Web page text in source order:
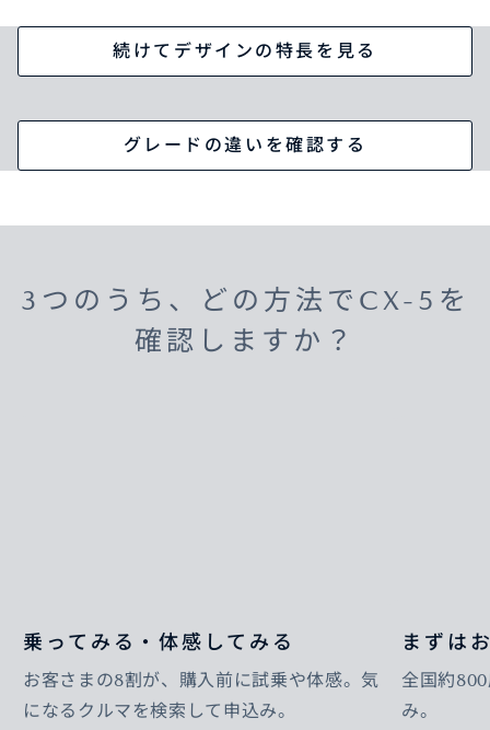
続けてデザインの特長を見る
グレードの違いを確認する
3つのうち、どの方法でCX-5を
確認しますか？
乗ってみる・体感してみる
お客さまの8割が、購入前に試乗や体感。気
になるクルマを検索して申込み。
まずは
全国約
み。